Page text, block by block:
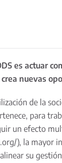
es actuar
nuevas
de la
para
un efecto
), la mayor
su